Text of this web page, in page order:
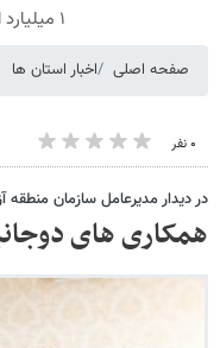
۱ میلیارد اعتبار خرید طلا | بدون ضامن و چک
صفحه اصلی اخبار استان ها
۰ نفر
در دیدار مدیرعامل سازمان
همکاری های